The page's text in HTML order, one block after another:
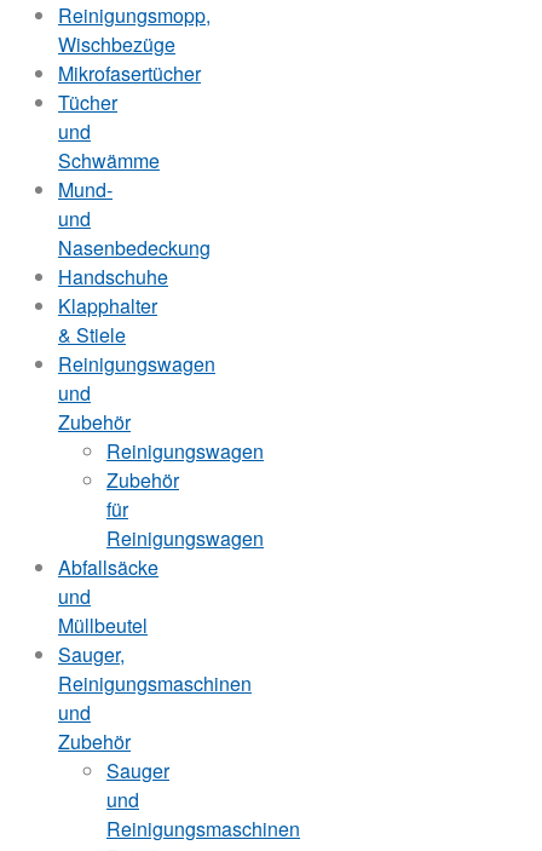
Reinigungsmopp,
Wischbezüge
Mikrofasertücher
Tücher
und
Schwämme
Mund-
und
Nasenbedeckung
Handschuhe
Klapphalter
& Stiele
Reinigungswagen
und
Zubehör
Reinigungswagen
Zubehör
für
Reinigungswagen
Abfallsäcke
und
Müllbeutel
Sauger,
Reinigungsmaschinen
und
Zubehör
Sauger
und
Reinigungsmaschinen